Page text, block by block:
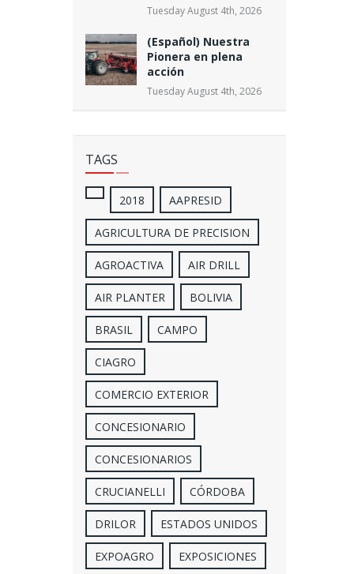
Tuesday August 4th, 2026
(Español) Nuestra
Pionera en plena
acción
Tuesday August 4th, 2026
TAGS
2018 AAPRESID
AGRICULTURA DE PRECISION
AGROACTIVA AIR DRILL
AIR PLANTER BOLIVIA
BRASIL CAMPO
CIAGRO
COMERCIO EXTERIOR
CONCESIONARIO
CONCESIONARIOS
CRUCIANELLI CÓRDOBA
DRILOR ESTADOS UNIDOS
EXPOAGRO EXPOSICIONES